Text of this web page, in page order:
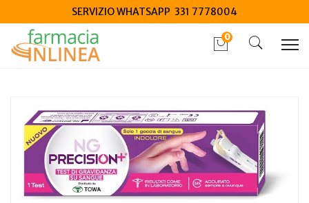
SERVIZIO WHATSAPP 331 7778004
0
Ng Precision+ Test di Gravidanza su Sangue